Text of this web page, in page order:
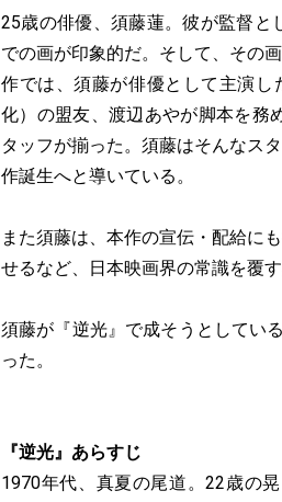
25歳の俳優、須藤蓮。彼が監督と
での画が印象的だ。そして、その
作では、須藤が俳優として主演
化）の盟友、渡辺あやが脚本を務
タッフが揃った。須藤はそんなス
作誕生へと導いている。
また須藤は、本作の宣伝・配給に
せるなど、日本映画界の常識を覆
須藤が『逆光』で成そうとしてい
った。
『逆光』あらすじ
1970年代、真夏の尾道。22歳の